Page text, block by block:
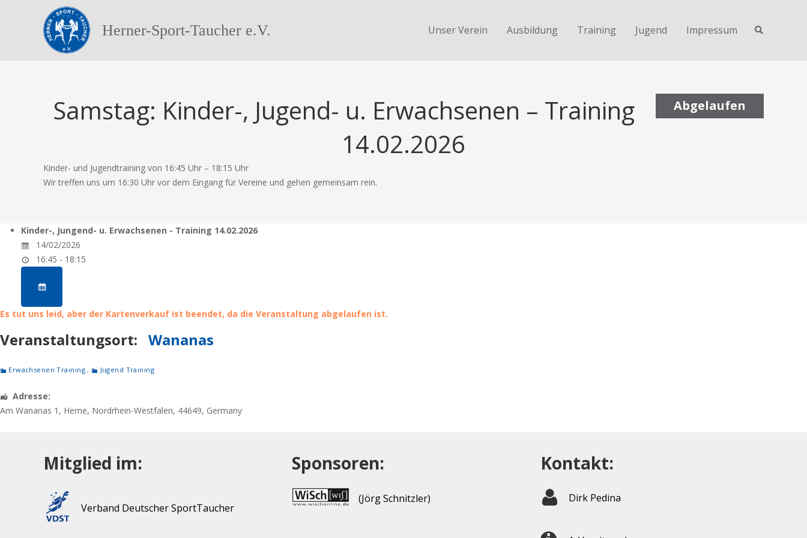
Herner-Sport-Taucher e.V. Unser Verein Ausbildung Training Jugend Impressum
Abgelaufen
Samstag: Kinder-, Jugend- u. Erwachsenen – Training
14.02.2026
Kinder- und Jugendtraining von 16:45 Uhr – 18:15 Uhr
Wir treffen uns um 16:30 Uhr vor dem Eingang für Vereine und gehen gemeinsam rein.
Kinder-, Jungend- u. Erwachsenen - Training 14.02.2026
14/02/2026
16:45 - 18:15
Es tut uns leid, aber der Kartenverkauf ist beendet, da die Veranstaltung abgelaufen ist.
Veranstaltungsort: Wananas
Erwachsenen Training, Jugend Training
Adresse:
Am Wananas 1 , Herne, Nordrhein-Westfalen, 44649, Germany
Mitglied im:
Verband Deutscher SportTaucher
Sponsoren:
(Jörg Schnitzler)
Kontakt:
Dirk Pedina